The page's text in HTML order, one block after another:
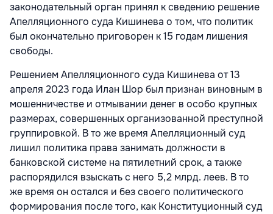
законодательный орган принял к сведению решение
Апелляционного суда Кишинева о том, что политик
был окончательно приговорен к 15 годам лишения
свободы.
Решением Апелляционного суда Кишинева от 13
апреля 2023 года Илан Шор был признан виновным в
мошенничестве и отмывании денег в особо крупных
размерах, совершенных организованной преступной
группировкой. В то же время Апелляционный суд
лишил политика права занимать должности в
банковской системе на пятилетний срок, а также
распорядился взыскать с него 5,2 млрд. леев. В то
же время он остался и без своего политического
формирования после того, как Конституционный суд